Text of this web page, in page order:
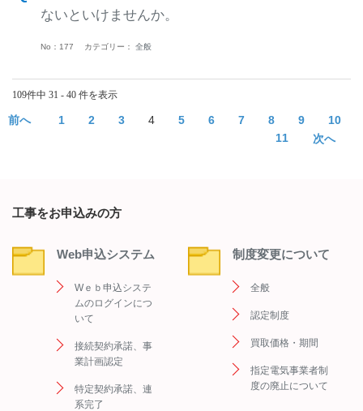
ないといけませんか。
No：177 カテゴリー： 全般
109件中 31 - 40 件を表示
≪ 1 2 3 4 5 6 7 8 9
10
11
≫
工事をお申込みの方
Web申込システム
Wｅｂ申込システ
ムのログインにつ
いて
接続契約承諾、事
業計画認定
特定契約承諾、連
系完了
制度変更について
全般
認定制度
買取価格・期間
指定電気事業者制
度の廃止について